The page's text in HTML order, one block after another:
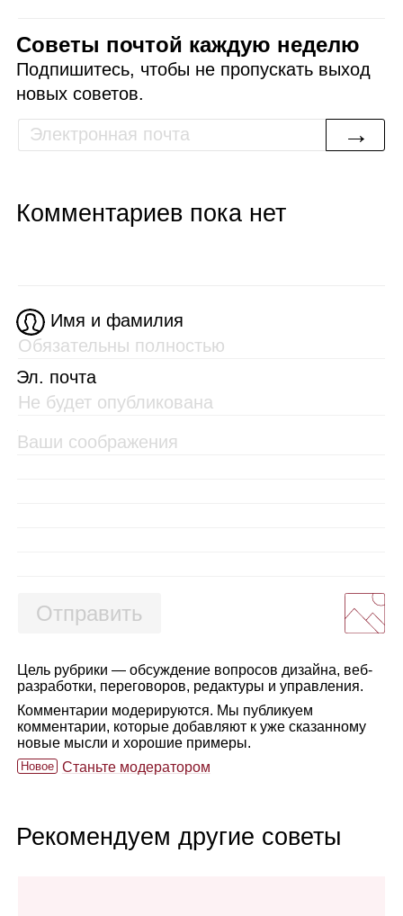
Советы почтой каждую неделю
Подпишитесь, чтобы не пропускать выход
новых советов.
→
Комментариев пока нет
Имя и фамилия
Эл. почта
Отправить
Цель рубрики — обсуждение вопросов дизайна, веб-
разработки, переговоров, редактуры и управления.
Комментарии модерируются. Мы публикуем
комментарии, которые добавляют к уже сказанному
новые мысли и хорошие примеры.
Новое Станьте модератором
Рекомендуем другие советы